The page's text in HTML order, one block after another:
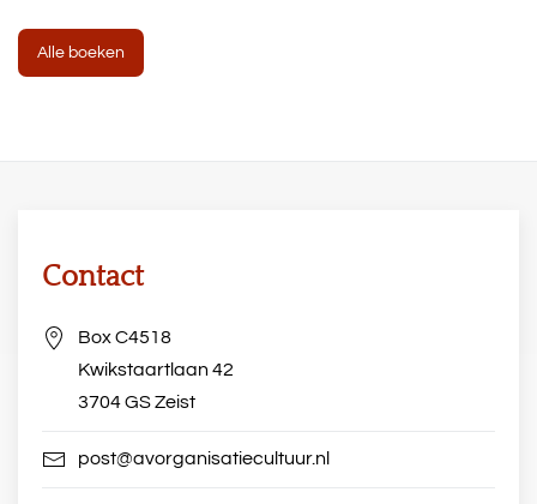
Alle boeken
Contact
Box C4518
Kwikstaartlaan 42
3704 GS Zeist
post@avorganisatiecultuur.nl